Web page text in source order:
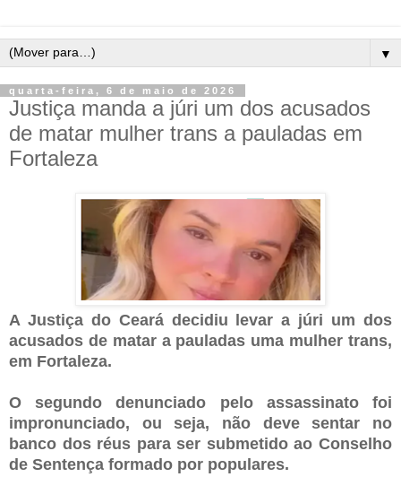
▼
quarta-feira, 6 de maio de 2026
Justiça manda a júri um dos acusados
de matar mulher trans a pauladas em
Fortaleza
A Justiça do Ceará decidiu levar a júri um dos
acusados de matar a pauladas uma mulher trans,
em Fortaleza.
O segundo denunciado pelo assassinato foi
impronunciado, ou seja, não deve sentar no
banco dos réus para ser submetido ao Conselho
de Sentença formado por populares.